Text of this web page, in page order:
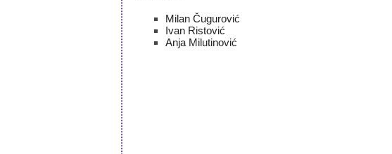
Milan Čugurović
Ivan Ristović
Anja Milutinović